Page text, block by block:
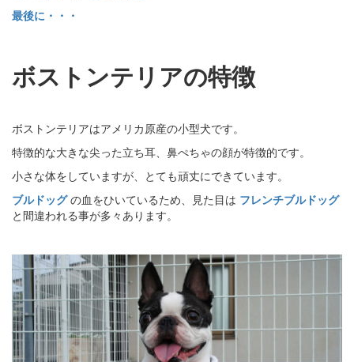
最後に・・・
ボストンテリアの特徴
ボストンテリアはアメリカ原産の小型犬です。
特徴的な大きな尖った立ち耳、鼻ぺちゃの顔が特徴的です。
小さな体をしていますが、とても頑丈にできています。
ブルドッグの血をひいているため、見た目は フレンチブルドッグ
と間違われる事が多々あります。